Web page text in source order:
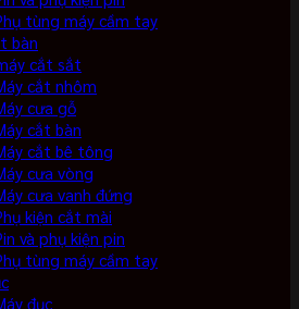
tùng máy cầm tay
bàn
cắt sắt
cắt nhôm
cưa gỗ
cắt bàn
cắt bê tông
cưa vòng
cưa vanh đứng
kiện cắt mài
và phụ kiện pin
tùng máy cầm tay
đục